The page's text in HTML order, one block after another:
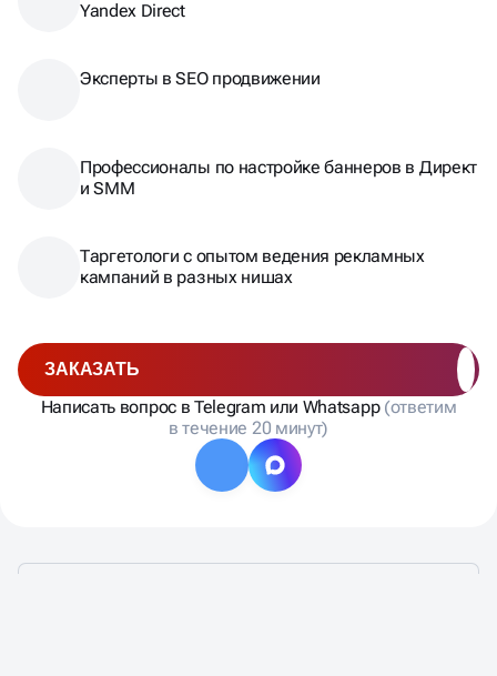
Yandex Direct
Эксперты в SEO продвижении
Профессионалы по настройке баннеров в Директ
и SMM
Таргетологи с опытом ведения рекламных
кампаний в разных нишах
ЗАКАЗАТЬ
Написать вопрос в Telegram или Whatsapp (ответим
в течение 20 минут)